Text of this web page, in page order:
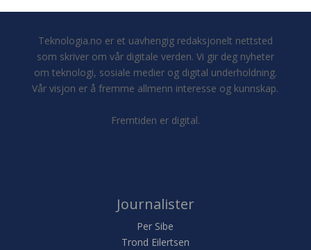
Teknologia.no er et uavhengig redaksjonelt nettsted
som skriver om vår digitale verden. Vi gir deg nyheter
om teknologi, sosiale medier og digital underholdning.
Vår visjon er å fremme allmenn interesse og kunnskap.
Fremtiden er digital.
Journalister
Per Sibe
Trond Eilertsen